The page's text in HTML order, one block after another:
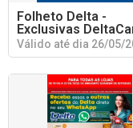
Folheto Delta -
Exclusivas
Válido até dia 26/05/